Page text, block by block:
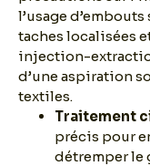
l’usage
taches localisées
injection-
d’une aspiration
textiles.
Traitement
précis pour
détremper le